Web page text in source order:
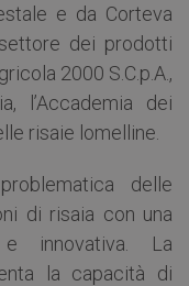
e da Corteva
dei prodotti
2000 S.C.p.A.,
l’Accademia dei
risaie lomelline.
delle
di risaia con una
e innovativa. La
la capacità di